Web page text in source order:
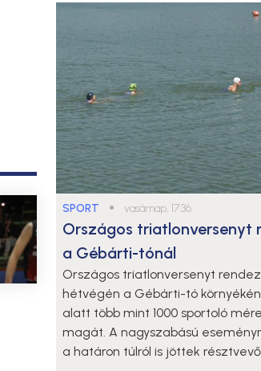
SPORT ● vasárnap, 17:36
Országos triatlonversenyt
a Gébárti-tónál
Országos triatlonversenyt
hétvégén a Gébárti-tó
alatt több mint 1000 sportoló
magát. A nagyszabású
a határon túlról is jöttek